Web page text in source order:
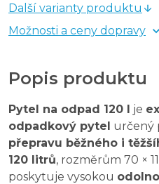
Další varianty produktu
Možnosti a ceny dopravy
Popis produktu
Pytel na odpad 120 l je
odpadkový pytel určený
přepravu běžného i
120 litrů, rozměrům 70 ×
poskytuje vysokou